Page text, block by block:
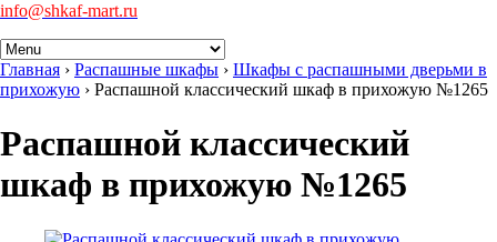
info@shkaf-mart.ru
Главная › Распашные шкафы › Шкафы с распашными дверьми в
прихожую › Распашной классический шкаф в прихожую №1265
Распашной классический
шкаф в прихожую №1265